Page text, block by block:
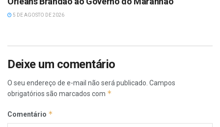
5 DE AGOSTO DE 2026
Deixe um comentário
O seu endereço de e-mail não será publicado. Campos
obrigatórios são marcados com *
Comentário *